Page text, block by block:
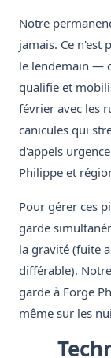
Notre
jamais. Ce n'est
le lendemain —
qualifie et
février avec les
canicules qui
d'appels
Philippe et
Pour gérer ces
garde
la gravité (fuite
différable). Notre
garde à Forge
même sur les